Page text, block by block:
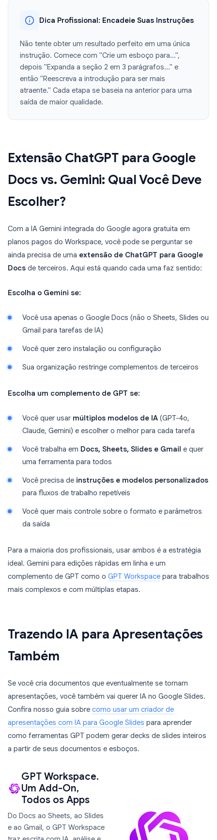
Dica Profissional: Encadeie Suas Instruções
Não tente obter um resultado perfeito em uma única
instrução. Comece com "Crie um esboço para...",
depois "Expanda a seção 2 em 3 parágrafos..." e
então "Reescreva a introdução para ser mais
atraente." Cada etapa se baseia na anterior para uma
saída de maior qualidade.
Extensão ChatGPT para Google
Docs vs. Gemini: Qual Você Deve
Escolher?
Com a IA Gemini integrada do Google agora gratuita em
planos pagos do Workspace, você pode se perguntar se
ainda precisa de uma extensão de ChatGPT para Google
Docs de terceiros. Aqui está quando cada uma faz sentido:
Escolha o Gemini se:
Você usa apenas o Google Docs (não o Sheets, Slides ou
Gmail para tarefas de IA)
Você quer zero instalação ou configuração
Sua organização restringe complementos de terceiros
Escolha um complemento de GPT se:
Você quer usar múltiplos modelos de IA (GPT-4o,
Claude, Gemini) e escolher o melhor para cada tarefa
Você trabalha em Docs, Sheets, Slides e Gmail e quer
uma ferramenta para todos
Você precisa de instruções e modelos personalizados
para fluxos de trabalho repetíveis
Você quer mais controle sobre o formato e parâmetros
da saída
Para a maioria dos profissionais, usar ambos é a estratégia
ideal. Gemini para edições rápidas em linha e um
complemento de GPT como o GPT Workspace para trabalhos
mais complexos e com múltiplas etapas.
Trazendo IA para Apresentações
Também
Se você cria documentos que eventualmente se tornam
apresentações, você também vai querer IA no Google Slides.
Confira nosso guia sobre como usar um criador de
apresentações com IA para Google Slides para aprender
como ferramentas GPT podem gerar decks de slides inteiros
a partir de seus documentos e esboços.
GPT Workspace.
Um Add-On,
Todos os Apps
Do Docs ao Sheets, ao Slides
e ao Gmail, o GPT Workspace